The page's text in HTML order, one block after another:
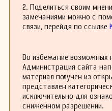
2. Поделиться своим
замечаниями можно с
связи, перейдя по ссылке
Во избежание возможных
Администрация сайта
материал получен из
представлен
исключительно для
сниженном разрешении.